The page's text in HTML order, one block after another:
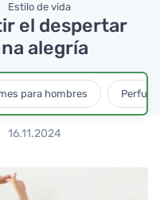
Estilo de vida
el despertar
alegría
para hombres
16.11.2024